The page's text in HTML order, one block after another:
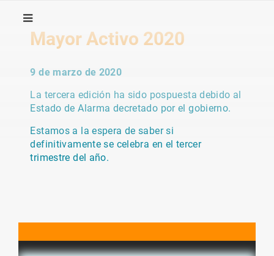
Mayor Activo 2020
9 de marzo de 2020
La tercera edición ha sido pospuesta debido al
Estado de Alarma decretado por el gobierno.
Estamos a la espera de saber si
definitivamente se celebra en el tercer
trimestre del año.